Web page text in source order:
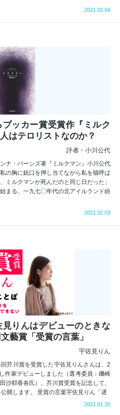
2021.02.04
ッカー賞受賞作『ミルク
はテロリストなのか？
評者・小川公代
・バーンズ著『ミルクマン』小川公代
の胸に銃口を押し当てながら私を猫呼ば
ミルクマンが死んだのと同じ日だった」
まる。一九七〇年代の北アイルランド紛
2021.02.03
りんはデビューのときな
藝賞「受賞の言葉」
宇佐見りん
芥川賞を受賞した宇佐見りんさんは、2
作家デビューしました（選考委員：磯崎
沙耶香各氏）。芥川賞受賞を記念して、
開します。 受賞の言葉宇佐見りん「遅
2021.01.20